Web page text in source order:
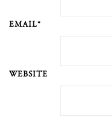
EMAIL*
WEBSITE